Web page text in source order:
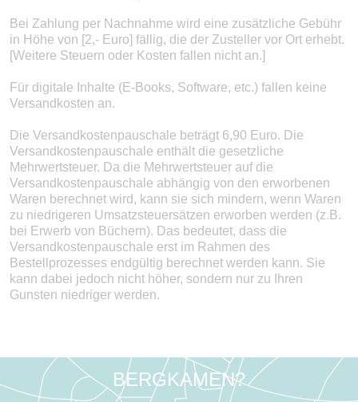
BERGKAMEN?
Bei Zahlung per Nachnahme wird eine zusätzliche Gebühr
in Höhe von [2,- Euro] fällig, die der Zusteller vor Ort erhebt.
[Weitere Steuern oder Kosten fallen nicht an.]
Für digitale Inhalte (E-Books, Software, etc.) fallen keine
Versandkosten an.
Die Versandkostenpauschale beträgt 6,90 Euro. Die
Versandkostenpauschale enthält die gesetzliche
Mehrwertsteuer. Da die Mehrwertsteuer auf die
Versandkostenpauschale abhängig von den erworbenen
Waren berechnet wird, kann sie sich mindern, wenn Waren
zu niedrigeren Umsatzsteuersätzen erworben werden (z.B.
bei Erwerb von Büchern). Das bedeutet, dass die
Versandkostenpauschale erst im Rahmen des
Bestellprozesses endgültig berechnet werden kann. Sie
kann dabei jedoch nicht höher, sondern nur zu Ihren
Gunsten niedriger werden.